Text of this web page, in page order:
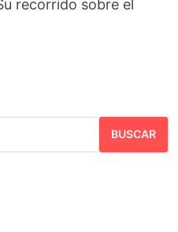
recorrido sobre el
BUSCAR